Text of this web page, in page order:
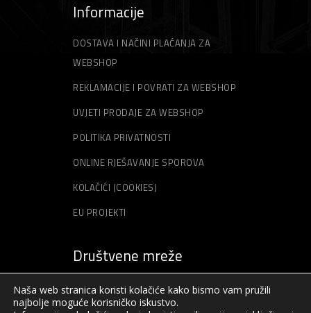
Informacije
DOSTAVA I NAČINI PLAĆANJA ZA
WEBSHOP
REKLAMACIJE I POVRATI ZA WEBSHOP
UVJETI PRODAJE ZA WEBSHOP
POLITIKA PRIVATNOSTI
ONLINE RJEŠAVANJE SPOROVA
KOLAČIĆI (COOKIES)
EU PROJEKTI
Društvene mreže
Naša web stranica koristi kolačiće kako bismo vam pružili
najbolje moguće korisničko iskustvo.